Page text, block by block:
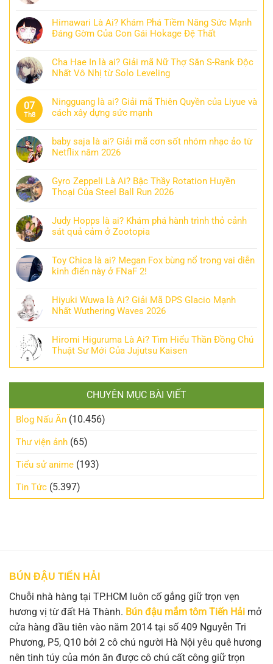
Himawari Là Ai? Khám Phá Tiềm Năng Sức Mạnh
Đáng Gờm Của Con Gái Hokage Đệ Thất
Cha Hae In là ai? Giải mã Nữ Thợ Săn S-Rank Độc
Nhất Vô Nhị từ Solo Leveling
07
Th8
Ningguang là ai? Giải mã Thiên Quyền của Liyue và
cách xây dựng sức mạnh
baby saja là ai? Giải mã cơn sốt nhóm nhạc ảo từ
Netflix năm 2026
Gyro Zeppeli Là Ai? Bậc Thầy Rotation Huyền
Thoại Của Steel Ball Run 2026
Judy Hopps là ai? Khám phá hành trình thỏ cảnh
sát quả cảm ở Zootopia
Toy Chica là ai? Megan Fox bùng nổ trong vai diễn
kinh điển này ở FNaF 2!
Hiyuki Wuwa là Ai? Giải Mã DPS Glacio Mạnh
Nhất Wuthering Waves 2026
Hiromi Higuruma Là Ai? Tìm Hiểu Thần Đồng Chú
Thuật Sư Mới Của Jujutsu Kaisen
CHUYÊN MỤC BÀI VIẾT
Blog Nấu Ăn (10.456)
Thư viện ảnh (65)
Tiểu sử anime (193)
Tin Tức (5.397)
BÚN ĐẬU TIẾN HẢI
Chuỗi nhà hàng tại TP.HCM luôn cố gắng giữ trọn vẹn
hương vị từ đất Hà Thành. Bún đậu mắm tôm Tiến Hải mở
cửa hàng đầu tiên vào năm 2014 tại số 409 Nguyễn Tri
Phương, P5, Q10 bởi 2 cô chú người Hà Nội yêu quê hương
nên tinh túy của món ăn được cô chú cất công giữ trọn